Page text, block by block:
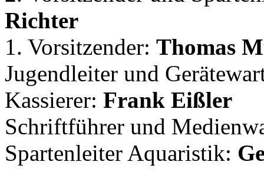
Richter
1. Vorsitzender: Thomas
Jugendleiter und
Kassierer: Frank Eißler
Schriftführer und
Spartenleiter Aquaristik: